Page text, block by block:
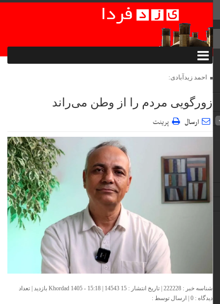
احمد زیدآبادی:
زورگویی مردم را از وطن می‌راند
ارسال پرینت
شناسه خبر : 222228 | تاریخ انتشار : 15 Khordad 1405 - 15:18 | 14543 بازدید | تعداد
دیدگاه :0 | ارسال توسط :